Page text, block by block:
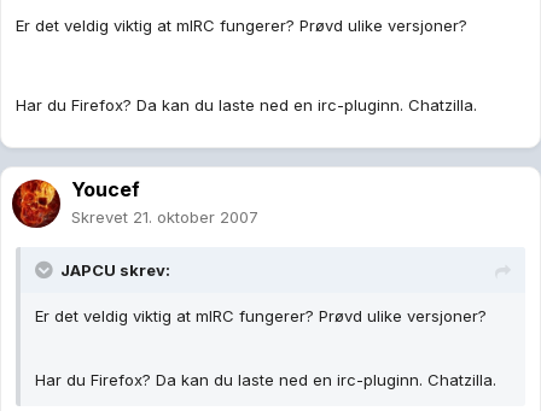
Er det veldig viktig at mIRC fungerer? Prøvd ulike versjoner?
Har du Firefox? Da kan du laste ned en irc-pluginn. Chatzilla.
Youcef
Skrevet 21. oktober 2007
JAPCU skrev:
Er det veldig viktig at mIRC fungerer? Prøvd ulike versjoner?
Har du Firefox? Da kan du laste ned en irc-pluginn. Chatzilla.